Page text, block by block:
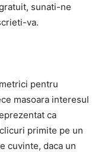
sunati-ne
va.
pentru
masoara interesul
ca
primite pe un
cuvinte, daca un